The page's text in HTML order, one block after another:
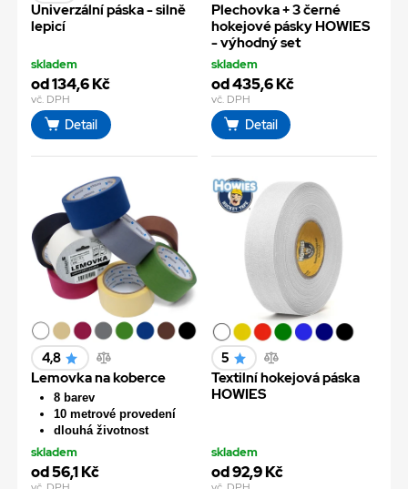
Univerzální páska - silně
lepicí
skladem
od 134,6 Kč
vč. DPH
Detail
Plechovka + 3 černé
hokejové pásky HOWIES
- výhodný set
skladem
od 435,6 Kč
vč. DPH
Detail
4,8
Lemovka na koberce
8 barev
10 metrové provedení
dlouhá životnost
skladem
od 56,1 Kč
5
Textilní hokejová páska
HOWIES
skladem
od 92,9 Kč